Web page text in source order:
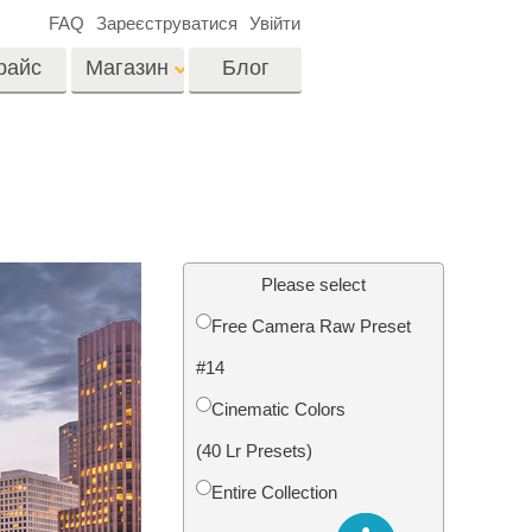
фотографій нерухомості
Реставрація фото
Магазин
Професійні відео
оверлейси
Блог
FAQ Зареєструватися Увійти
Please select
Free Camera Raw Preset
#14
Cinematic Colors
(40 Lr Presets)
Entire Collection